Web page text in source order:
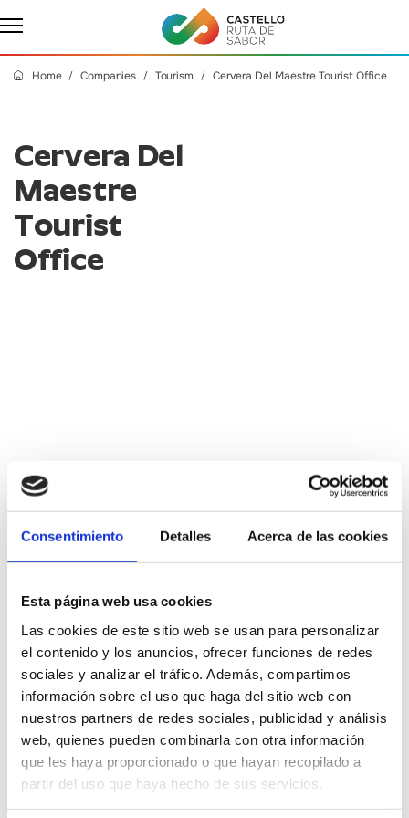
Consentimiento Detalles Acerca de las cookies
Esta página web usa cookies
Las cookies de este sitio web se usan para personalizar
el contenido y los anuncios, ofrecer funciones de redes
sociales y analizar el tráfico. Además, compartimos
información sobre el uso que haga del sitio web con
nuestros partners de redes sociales, publicidad y análisis
web, quienes pueden combinarla con otra información
que les haya proporcionado o que hayan recopilado a
partir del uso que haya hecho de sus servicios.
Home Companies Tourism Cervera Del Maestre Tourist Office
Cervera Del
Maestre
Tourist
Office
Other companies of interest
Confiteria Gallench
Sisyph Bar-Restaurant
Segorbe Oil Museum
Alcovi Winery